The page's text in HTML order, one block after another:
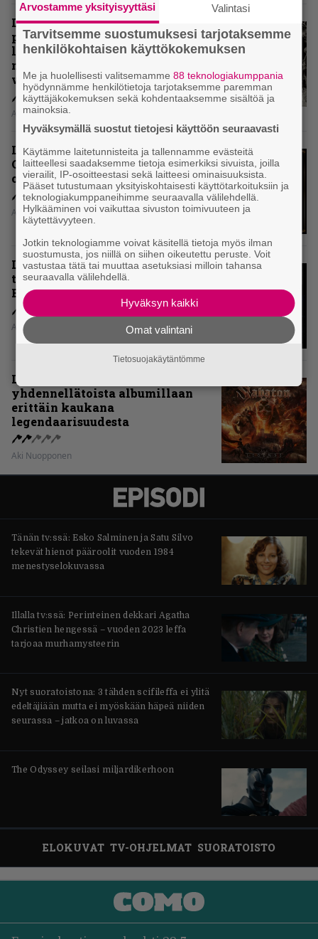
Levyarvio: Coronerin
paluualbumi 32 vuotta edellisen
levytyksen jälkeen ei voi
mitenkään täyttää odotuksia. Vai
voiko?
Aki Nuopponen
Levyarvio: Dirkschneider & The
Old Gang -albumista ei aina tiedä,
onko se tosissaan tehty vai ei
Aki Nuopponen
Levyarvio: Onko Steelbound jo
täydellisintä mahdollista Battle
Beastia?
Aki Nuopponen
Levyarvio: Sabaton on
yhdennellätoista albumillaan
erittäin kaukana
legendaarisuudesta
Aki Nuopponen
Tänän tv:ssä: Esko Salminen ja Satu Silvo
tekevät hienot pääroolit vuoden 1984
menestyselokuvassa
Illalla tv:ssä: Perinteinen dekkari Agatha
Christien hengessä – vuoden 2023 leffa
tarjoaa murhamysteerin
Nyt suoratoistona: 3 tähden scifileffa ei ylitä
edeltäjiään mutta ei myöskään häpeä niiden
seurassa – jatkoa on luvassa
The Odyssey seilasi miljardikerhoon
ELOKUVAT TV-OHJELMAT SUORATOISTO
Arvostamme yksityisyyttäsi Valintasi
Tarvitsemme suostumuksesi tarjotaksemme
henkilökohtaisen käyttökokemuksen
Me ja huolellisesti valitsemamme88 teknologiakumppania
hyödynnämme henkilötietoja tarjotaksemme paremman
käyttäjäkokemuksen sekä kohdentaaksemme sisältöä ja
mainoksia.
Hyväksymällä suostut tietojesi käyttöön seuraavasti
Käytämme laitetunnisteita ja tallennamme evästeitä
laitteellesi saadaksemme tietoja esimerkiksi sivuista, joilla
vierailit, IP-osoitteestasi sekä laitteesi ominaisuuksista.
Pääset tutustumaan yksityiskohtaisesti käyttötarkoituksiin ja
teknologiakumppaneihimme seuraavalla välilehdellä.
Hylkääminen voi vaikuttaa sivuston toimivuuteen ja
käytettävyyteen.
Jotkin teknologiamme voivat käsitellä tietoja myös ilman
suostumusta, jos niillä on siihen oikeutettu peruste. Voit
vastustaa tätä tai muuttaa asetuksiasi milloin tahansa
seuraavalla välilehdellä.
Hyväksyn kaikki
Omat valintani
Tietosuojakäytäntömme